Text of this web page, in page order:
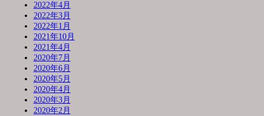
2022年4月
2022年3月
2022年1月
2021年10月
2021年4月
2020年7月
2020年6月
2020年5月
2020年4月
2020年3月
2020年2月